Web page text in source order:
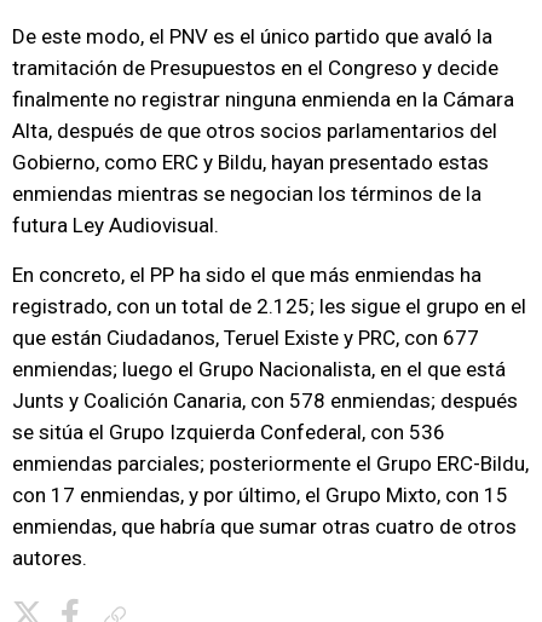
De este modo, el PNV es el único partido que avaló la
tramitación de Presupuestos en el Congreso y decide
finalmente no registrar ninguna enmienda en la Cámara
Alta, después de que otros socios parlamentarios del
Gobierno, como ERC y Bildu, hayan presentado estas
enmiendas mientras se negocian los términos de la
futura Ley Audiovisual.
En concreto, el PP ha sido el que más enmiendas ha
registrado, con un total de 2.125; les sigue el grupo en el
que están Ciudadanos, Teruel Existe y PRC, con 677
enmiendas; luego el Grupo Nacionalista, en el que está
Junts y Coalición Canaria, con 578 enmiendas; después
se sitúa el Grupo Izquierda Confederal, con 536
enmiendas parciales; posteriormente el Grupo ERC-Bildu,
con 17 enmiendas, y por último, el Grupo Mixto, con 15
enmiendas, que habría que sumar otras cuatro de otros
autores.